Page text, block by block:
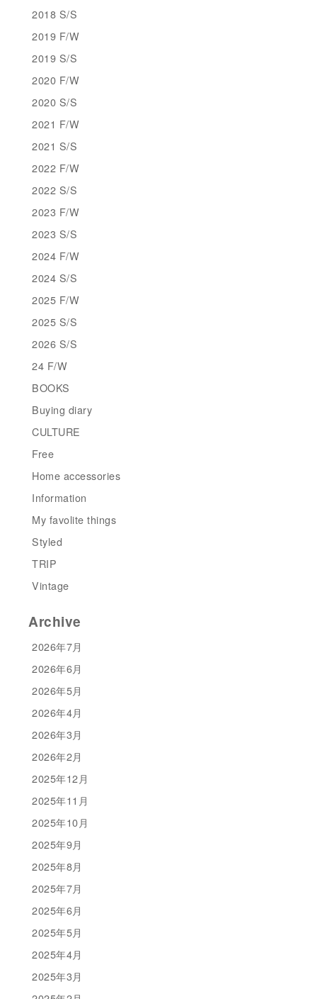
2018 S/S
2019 F/W
2019 S/S
2020 F/W
2020 S/S
2021 F/W
2021 S/S
2022 F/W
2022 S/S
2023 F/W
2023 S/S
2024 F/W
2024 S/S
2025 F/W
2025 S/S
2026 S/S
24 F/W
BOOKS
Buying diary
CULTURE
Free
Home accessories
Information
My favolite things
Styled
TRIP
Vintage
Archive
2026年7月
2026年6月
2026年5月
2026年4月
2026年3月
2026年2月
2025年12月
2025年11月
2025年10月
2025年9月
2025年8月
2025年7月
2025年6月
2025年5月
2025年4月
2025年3月